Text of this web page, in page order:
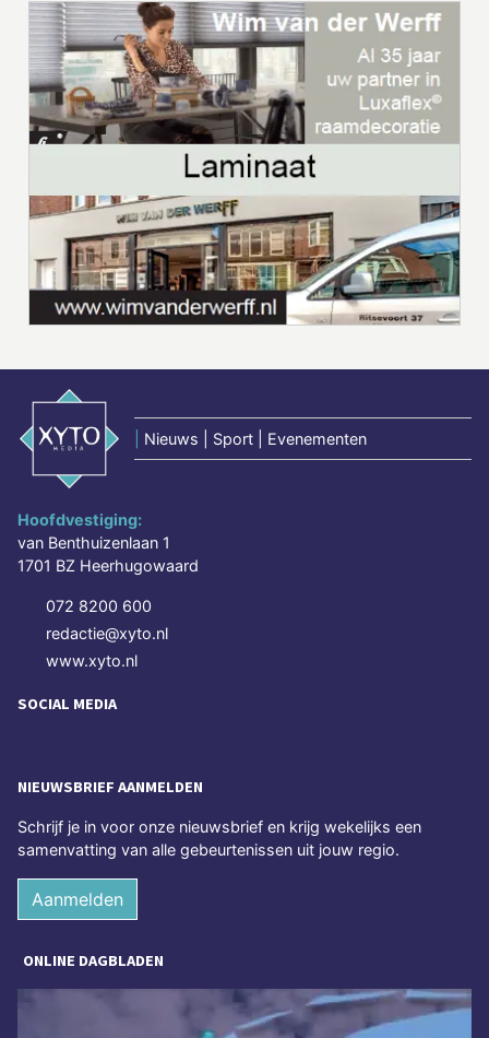
Nieuws | Sport | Evenementen
Hoofdvestiging:
van Benthuizenlaan 1
1701 BZ Heerhugowaard
072 8200 600
redactie@xyto.nl
www.xyto.nl
SOCIAL MEDIA
NIEUWSBRIEF AANMELDEN
Schrijf je in voor onze nieuwsbrief en krijg wekelijks een
samenvatting van alle gebeurtenissen uit jouw regio.
Aanmelden
ONLINE DAGBLADEN